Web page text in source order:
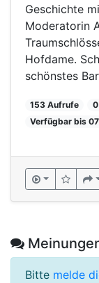
Geschichte
Moderatorin
Hofdame.
schönstes
153 Aufrufe
Verfügbar bis
Bitte melde